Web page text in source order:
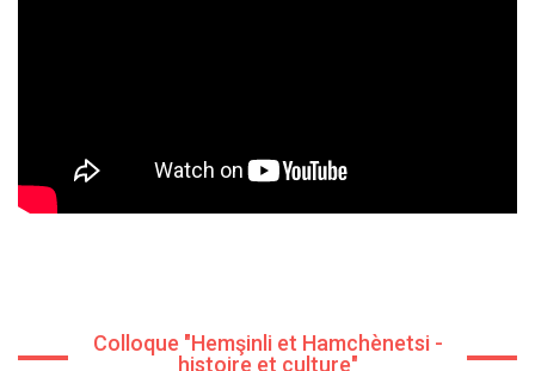
Colloque "Hemşinli et Hamchènetsi -
histoire et culture"